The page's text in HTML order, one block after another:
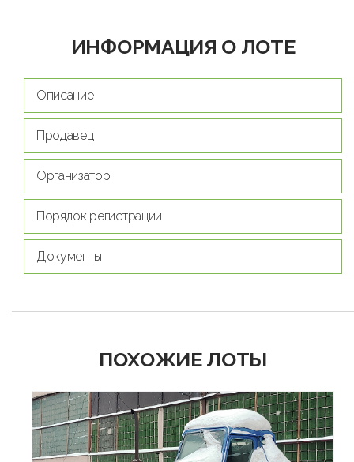
ИНФОРМАЦИЯ О ЛОТЕ
Описание
Продавец
Организатор
Порядок регистрации
Документы
ПОХОЖИЕ ЛОТЫ